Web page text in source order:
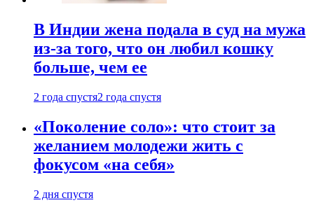
В Индии жена подала в суд на мужа
из-за того, что он любил кошку
больше, чем ее
2 года спустя2 года спустя
«Поколение соло»: что стоит за
желанием молодежи жить с
фокусом «на себя»
2 дня спустя